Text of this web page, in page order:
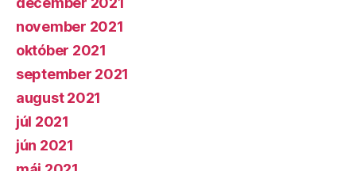
november 2021
október 2021
september 2021
august 2021
júl 2021
jún 2021